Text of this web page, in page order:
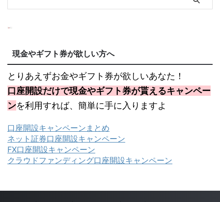
現金やギフト券が欲しい方へ
とりあえずお金やギフト券が欲しいあなた！
口座開設だけで現金やギフト券が貰えるキャンペー
ンを利用すれば、簡単に手に入りますよ
口座開設キャンペーンまとめ
ネット証券口座開設キャンペーン
FX口座開設キャンペーン
クラウドファンディング口座開設キャンペーン